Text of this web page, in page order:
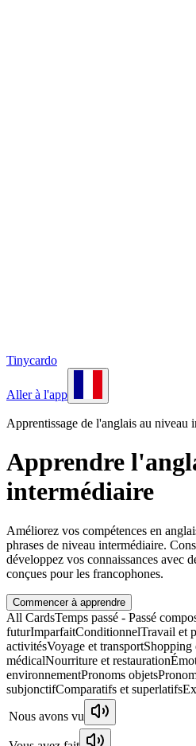
Tinycardo
Aller à l'app
Apprentissage de l'anglais au niveau
Apprendre
intermédiaire
Améliorez vos compétences en
phrases de niveau intermédiaire.
développez vos connaissances avec
conçues pour les francophones.
Commencer à apprendre
All CardsTemps passé - Passé
futurImparfaitConditionnelTravail et
activitésVoyage et transportShopping
médicalNourriture et restauration
environnementPronoms objets
subjonctifComparatifs et superlatifs
Nous avons vu